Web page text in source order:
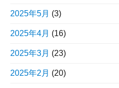
2025年5月 (3)
2025年4月 (16)
2025年3月 (23)
2025年2月 (20)